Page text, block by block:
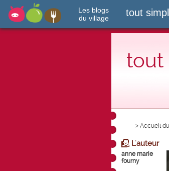
Les blogs
du village
tout
tout
> Accueil
L'auteur
anne marie
fourny